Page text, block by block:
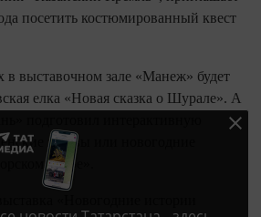
посетить костюмированный квест
в выставочном зале «Манеж» будет
елка «Новая сказка о Шурале». А
подготовил интерактивную
забавы или новогодние
дворе».
«Новогодние истории